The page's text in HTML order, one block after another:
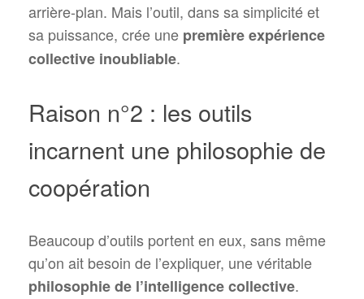
arrière-plan. Mais l’outil, dans sa simplicité et
sa puissance, crée une première expérience
collective inoubliable.
Raison n°2 : les outils
incarnent une philosophie de
coopération
Beaucoup d’outils portent en eux, sans même
qu’on ait besoin de l’expliquer, une véritable
philosophie de l’intelligence collective.